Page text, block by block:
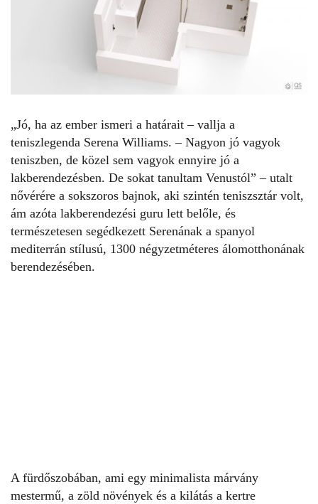
„Jó, ha az ember ismeri a határait – vallja a
teniszlegenda Serena Williams. – Nagyon jó vagyok
teniszben, de közel sem vagyok ennyire jó a
lakberendezésben. De sokat tanultam Venustól” – utalt
nővérére a sokszoros bajnok, aki szintén teniszsztár volt,
ám azóta lakberendezési guru lett belőle, és
természetesen segédkezett Serenának a spanyol
mediterrán stílusú, 1300 négyzetméteres álomotthonának
berendezésében.
A fürdőszobában, ami egy minimalista márvány
mestermű, a zöld növények és a kilátás a kertre